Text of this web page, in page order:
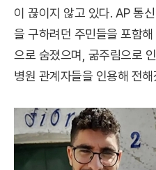
이 끊이지 않고 있다. AP 통
을 구하려던 주민들을 포함
으로 숨졌으며, 굶주림으로
병원 관계자들을 인용해 전해